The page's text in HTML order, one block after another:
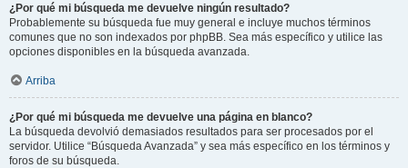
¿Por qué mi búsqueda me devuelve ningún resultado?
Probablemente su búsqueda fue muy general e incluye muchos términos
comunes que no son indexados por phpBB. Sea más específico y utilice las
opciones disponibles en la búsqueda avanzada.
Arriba
¿Por qué mi búsqueda me devuelve una página en blanco?
La búsqueda devolvió demasiados resultados para ser procesados por el
servidor. Utilice “Búsqueda Avanzada” y sea más específico en los términos y
foros de su búsqueda.